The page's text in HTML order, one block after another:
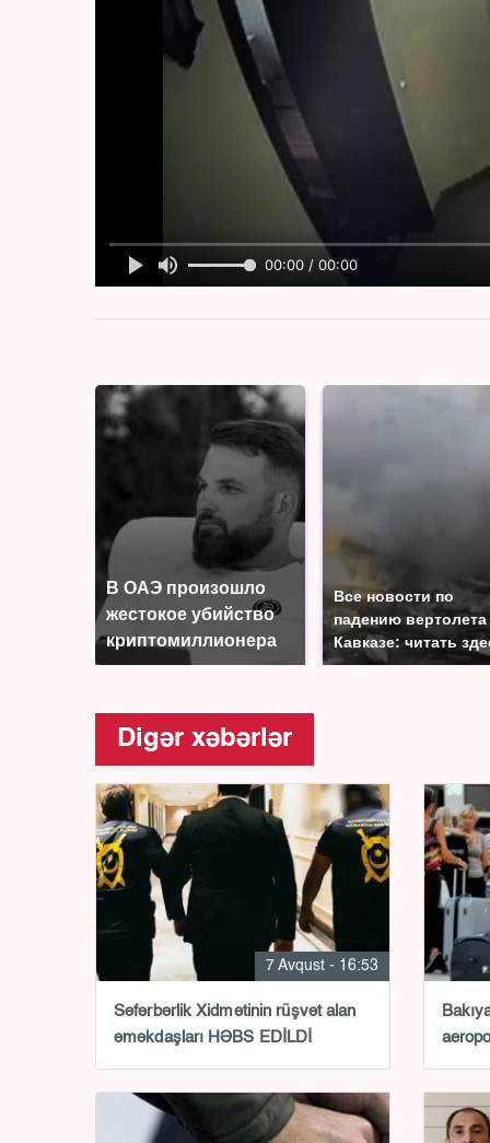
В ОАЭ произошло
жестокое убийство
криптомиллионера
Все новости по
падению вертолета
Кавказе: читать
Digər xəbərlər
7 Avqust - 16:53
Səfərbərlik Xidmətinin rüşvət alan
əməkdaşları HƏBS EDİLDİ